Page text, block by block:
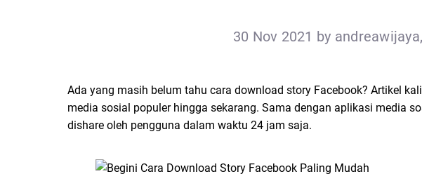
30 Nov 2021 by
Ada yang masih belum tahu cara download story Facebook? Artikel
media sosial populer hingga sekarang. Sama dengan aplikasi media
dishare oleh pengguna dalam waktu 24 jam saja.